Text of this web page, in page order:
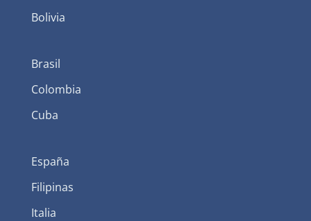
Bolivia
Brasil
Colombia
Cuba
España
Filipinas
Italia